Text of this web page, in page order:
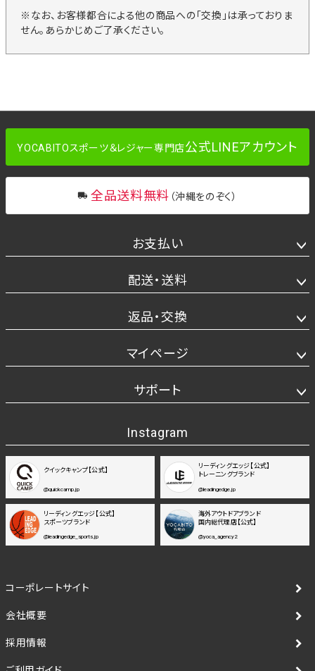
※なお、お客様都合による他の商品への「交換」は承っておりま
せん。あらかじめご了承ください。
YOCABITOスポーツ＆レジャー専門店公式LINEアカウント
全品送料無料 （沖縄をのぞく）
お支払い
配送・送料
返品・交換
マイページ
サポート
Instagram
クイックキャンプ【公式】
@quickcamp.jp
リーディングエッジ【公式】
トレーニングブランド
@leadingedge.jp
リーディングエッジ【公式】
スポーツブランド
@leadingedge_sports.jp
海外アウトドアブランド
国内総代理店【公式】
@yoca_agency2
コーポレートサイト
会社概要
採用情報